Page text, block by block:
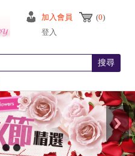
加入會員
登入
(0)
搜尋